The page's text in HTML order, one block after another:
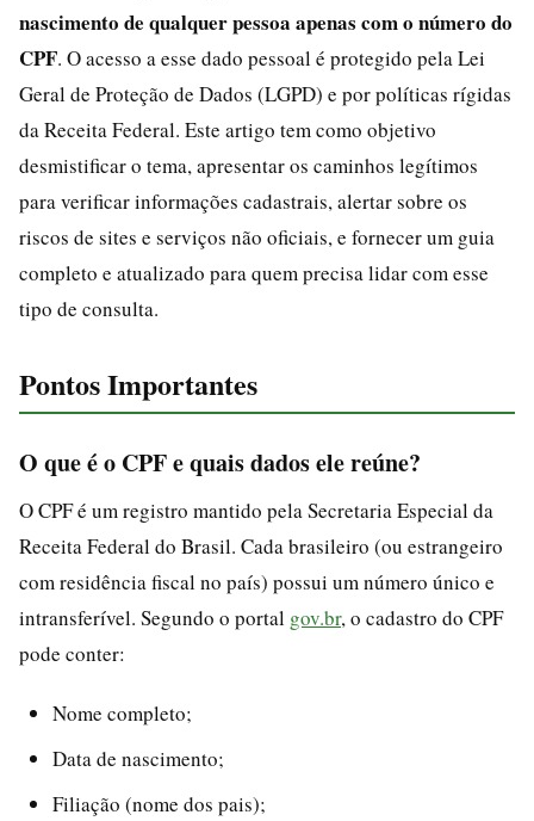
nascimento de qualquer pessoa apenas com o número do
CPF. O acesso a esse dado pessoal é protegido pela Lei
Geral de Proteção de Dados (LGPD) e por políticas rígidas
da Receita Federal. Este artigo tem como objetivo
desmistificar o tema, apresentar os caminhos legítimos
para verificar informações cadastrais, alertar sobre os
riscos de sites e serviços não oficiais, e fornecer um guia
completo e atualizado para quem precisa lidar com esse
tipo de consulta.
Pontos Importantes
O que é o CPF e quais dados ele reúne?
O CPF é um registro mantido pela Secretaria Especial da
Receita Federal do Brasil. Cada brasileiro (ou estrangeiro
com residência fiscal no país) possui um número único e
intransferível. Segundo o portal gov.br, o cadastro do CPF
pode conter:
Nome completo;
Data de nascimento;
Filiação (nome dos pais);